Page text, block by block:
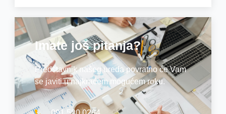
Imate još pitanja?
Predstavnik našeg ureda povratno će Vam
se javiti u najkraćem mogućem roku.